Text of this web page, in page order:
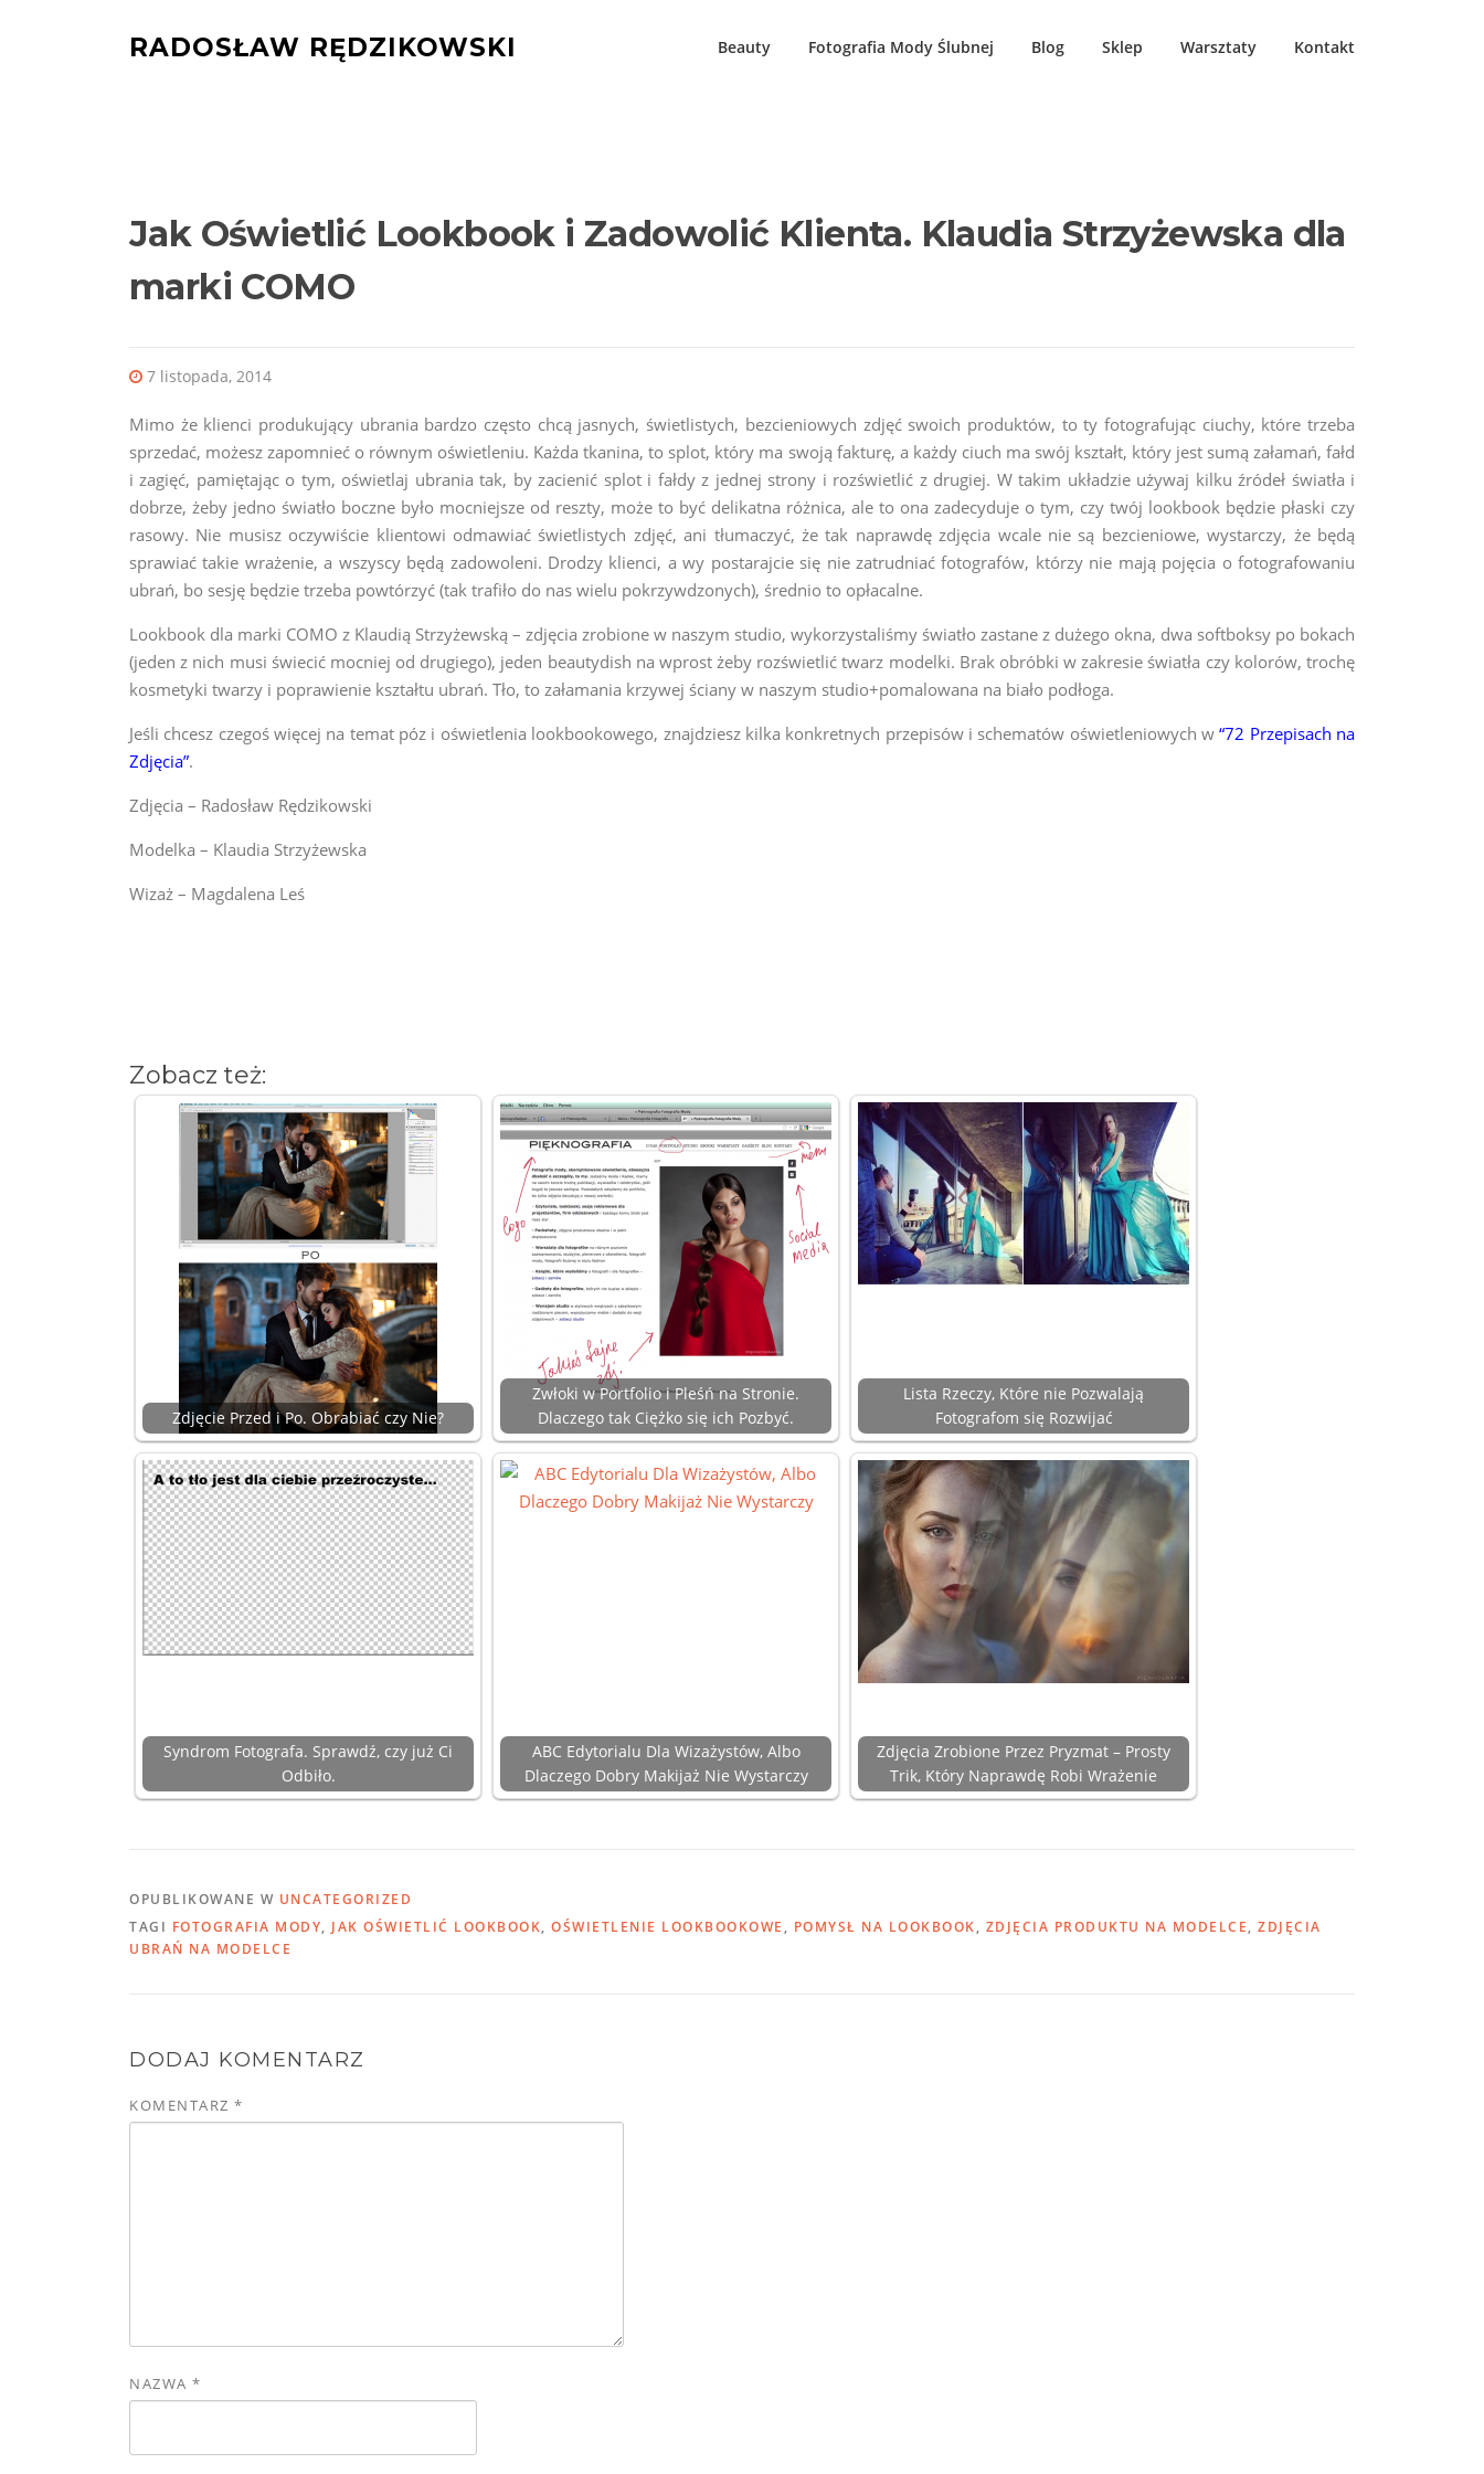
RADOSŁAW RĘDZIKOWSKI Beauty Fotografia Mody Ślubnej Blog Sklep Warsztaty Kontakt
Jak Oświetlić Lookbook i Zadowolić Klienta. Klaudia Strzyżewska dla
marki COMO
7 listopada, 2014
Mimo że klienci produkujący ubrania bardzo często chcą jasnych, świetlistych, bezcieniowych zdjęć swoich produktów, to ty fotografując ciuchy, które trzeba
sprzedać, możesz zapomnieć o równym oświetleniu. Każda tkanina, to splot, który ma swoją fakturę, a każdy ciuch ma swój kształt, który jest sumą załamań, fałd
i zagięć, pamiętając o tym, oświetlaj ubrania tak, by zacienić splot i fałdy z jednej strony i rozświetlić z drugiej. W takim układzie używaj kilku źródeł światła i
dobrze, żeby jedno światło boczne było mocniejsze od reszty, może to być delikatna różnica, ale to ona zadecyduje o tym, czy twój lookbook będzie płaski czy
rasowy. Nie musisz oczywiście klientowi odmawiać świetlistych zdjęć, ani tłumaczyć, że tak naprawdę zdjęcia wcale nie są bezcieniowe, wystarczy, że będą
sprawiać takie wrażenie, a wszyscy będą zadowoleni. Drodzy klienci, a wy postarajcie się nie zatrudniać fotografów, którzy nie mają pojęcia o fotografowaniu
ubrań, bo sesję będzie trzeba powtórzyć (tak trafiło do nas wielu pokrzywdzonych), średnio to opłacalne.
Lookbook dla marki COMO z Klaudią Strzyżewską – zdjęcia zrobione w naszym studio, wykorzystaliśmy światło zastane z dużego okna, dwa softboksy po bokach
(jeden z nich musi świecić mocniej od drugiego), jeden beautydish na wprost żeby rozświetlić twarz modelki. Brak obróbki w zakresie światła czy kolorów, trochę
kosmetyki twarzy i poprawienie kształtu ubrań. Tło, to załamania krzywej ściany w naszym studio+pomalowana na biało podłoga.
Jeśli chcesz czegoś więcej na temat póz i oświetlenia lookbookowego, znajdziesz kilka konkretnych przepisów i schematów oświetleniowych w“72 Przepisach na
Zdjęcia”.
Zdjęcia – Radosław Rędzikowski
Modelka – Klaudia Strzyżewska
Wizaż – Magdalena Leś
Zobacz też:
Zdjęcie Przed i Po. Obrabiać czy Nie?
Zwłoki w Portfolio i Pleśń na Stronie.
Dlaczego tak Ciężko się ich Pozbyć.
Lista Rzeczy, Które nie Pozwalają
Fotografom się Rozwijać
Syndrom Fotografa. Sprawdź, czy już Ci
Odbiło.
ABC Edytorialu Dla Wizażystów, Albo
Dlaczego Dobry Makijaż Nie Wystarczy
Zdjęcia Zrobione Przez Pryzmat – Prosty
Trik, Który Naprawdę Robi Wrażenie
OPUBLIKOWANE W UNCATEGORIZED
TAGI FOTOGRAFIA MODY, JAK OŚWIETLIĆ LOOKBOOK, OŚWIETLENIE LOOKBOOKOWE , POMYSŁ NA LOOKBOOK, ZDJĘCIA PRODUKTU NA MODELCE, ZDJĘCIA
UBRAŃ NA MODELCE
DODAJ KOMENTARZ
KOMENTARZ *
NAZWA *